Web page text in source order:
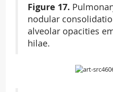
Figure 17.
nodular
alveolar opacities
hilae.